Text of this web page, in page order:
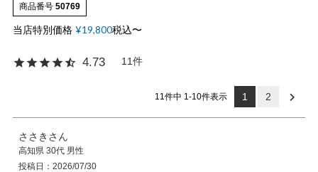
ピックス
商品番号 50769
当店特別価格 ¥19,800税込〜
4.73 11
11 件中 1 -10件表示 1 2
ささき
高知県 30代 男性
投稿日
2026/07/30